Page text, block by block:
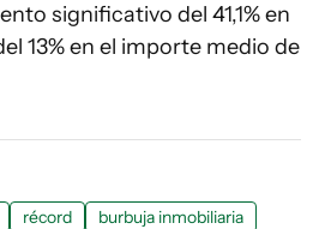
significativo del 41,1% en
13% en el importe medio de
récord burbuja inmobiliaria